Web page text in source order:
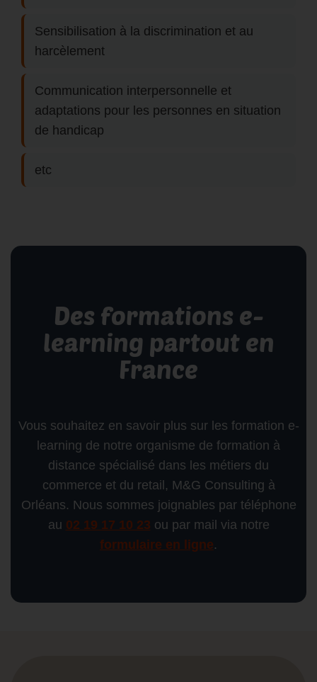
Sensibilisation à la discrimination et au
harcèlement
Communication interpersonnelle et
adaptations pour les personnes en situation
de handicap
etc
Des formations e-
learning partout en
France
Vous souhaitez en savoir plus sur les formation e-
learning de notre organisme de formation à
distance spécialisé dans les métiers du
commerce et du retail, M&G Consulting à
Orléans. Nous sommes joignables par téléphone
au 02 19 17 10 23 ou par mail via notre
formulaire en ligne.